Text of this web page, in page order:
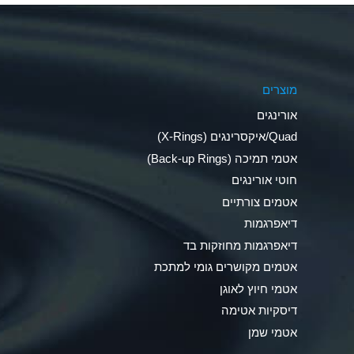
Ammonia Anhydrous
Ammonia Gas (hot)
Ammonium Carbonate (Aqueous)
Ammonium Chloride (Aqueous)
Ammonium Hydroxide (conc.)
Ammonium Nitrate (Aqueous)
Ammonium Nitrite (Aqueous)
מוצרים
אורינגים
Quad/איקסרינגים (X-Rings)
אטמי תמיכה (Back-up Rings)
חוטי אורינגים
אטמים צורתיים
דיאפרגמות
דיאפרגמות מחוזקות בד
אטמים מקושרים גומי למתכת
אטמי חיוץ לאוגן
דיסקיות אטימה
אטמי שמן